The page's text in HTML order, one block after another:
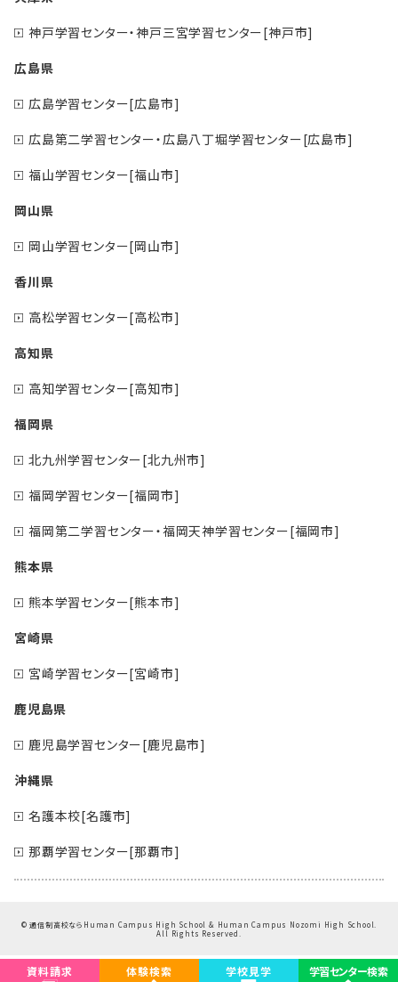
神戸学習センター・神戸三宮学習センター[神戸市]
広島県
広島学習センター[広島市]
広島第二学習センター・広島八丁堀学習センター[広島市]
福山学習センター[福山市]
岡山県
岡山学習センター[岡山市]
香川県
高松学習センター[高松市]
高知県
高知学習センター[高知市]
福岡県
北九州学習センター[北九州市]
福岡学習センター[福岡市]
福岡第二学習センター・福岡天神学習センター[福岡市]
熊本県
熊本学習センター[熊本市]
宮崎県
宮崎学習センター[宮崎市]
鹿児島県
鹿児島学習センター[鹿児島市]
沖縄県
名護本校[名護市]
那覇学習センター[那覇市]
©通信制高校ならHuman Campus High School & Human Campus Nozomi High School.
All Rights Reserved.
資料請求 体験検索 学校見学 学習センター検索